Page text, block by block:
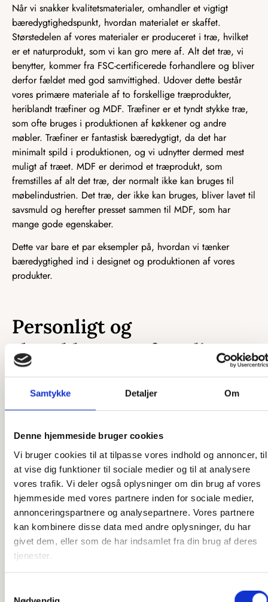
Samtykke Detaljer Om
Denne hjemmeside bruger cookies
Vi bruger cookies til at tilpasse vores indhold og annoncer, til
at vise dig funktioner til sociale medier og til at analysere
vores trafik. Vi deler også oplysninger om din brug af vores
hjemmeside med vores partnere inden for sociale medier,
annonceringspartnere og analysepartnere. Vores partnere
kan kombinere disse data med andre oplysninger, du har
givet dem, eller som de har indsamlet fra din brug af deres
tjenester.
Når vi snakker kvalitetsmaterialer, omhandler et vigtigt
bæredygtighedspunkt, hvordan materialet er skaffet.
Størstedelen af vores materialer er produceret i træ, hvilket
er et naturprodukt, som vi kan gro mere af. Alt det træ, vi
benytter, kommer fra FSC-certificerede forhandlere og bliver
derfor fældet med god samvittighed. Udover dette består
vores primære materiale af to forskellige træprodukter,
heriblandt træfiner og MDF. Træfiner er et tyndt stykke træ,
som ofte bruges i produktionen af køkkener og andre
møbler. Træfiner er fantastisk bæredygtigt, da det har
minimalt spild i produktionen, og vi udnytter dermed mest
muligt af træet. MDF er derimod et træprodukt, som
fremstilles af alt det træ, der normalt ikke kan bruges til
møbelindustrien. Det træ, der ikke kan bruges, bliver lavet til
savsmuld og herefter presset sammen til MDF, som har
mange gode egenskaber.
Dette var bare et par eksempler på, hvordan vi tænker
bæredygtighed ind i designet og produktionen af vores
produkter.
Personligt og
skræddersyet efter dit
ønske
Som et dansk producerende firma har vi en unik mulighed
Uanset om det er en ekstra ø, du ønsker, en ekstra by
Vores designere står klar til at høre, hvad du ønsker, og
vores snedkere står klar til at lave det efter dine tanker. Vi
har stor erfaring med at producere speciallavede produkter,
så har du en sjov idé, som du gerne vil have gjort til
virkelighed, er du kommet til det rette sted. Der er ikke
meget, som ikke er muligt, og det er kun fantasien, der
sætter grænser.
hjælpe der. Vi har mange års erfaring med produktion af